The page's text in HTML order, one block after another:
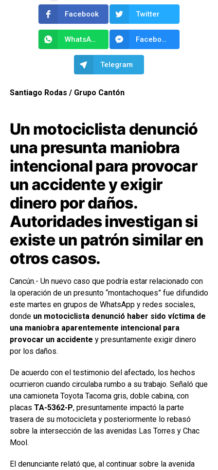
Facebook Twitter
WhatsApp Facebook Messenger
Telegram
Santiago Rodas / Grupo Cantón
Un motociclista denunció
una presunta maniobra
intencional para provocar
un accidente y exigir
dinero por daños.
Autoridades investigan si
existe un patrón similar en
otros casos.
Cancún.- Un nuevo caso que podría estar relacionado con
la operación de un presunto “montachoques” fue difundido
este martes en grupos de WhatsApp y redes sociales,
donde un motociclista denunció haber sido víctima de
una maniobra aparentemente intencional para
provocar un accidente y presuntamente exigir dinero
por los daños.
De acuerdo con el testimonio del afectado, los hechos
ocurrieron cuando circulaba rumbo a su trabajo. Señaló que
una camioneta Toyota Tacoma gris, doble cabina, con
placas TA-5362-P, presuntamente impactó la parte
trasera de su motocicleta y posteriormente lo rebasó
sobre la intersección de las avenidas Las Torres y Chac
Mool.
El denunciante relató que, al continuar sobre la avenida